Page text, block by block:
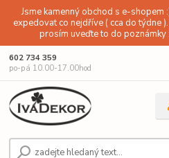
Jsme kamenný obchod s e-shopem
expedovat co nejdříve ( cca do týdne
prosím uveďte to do poznámky
602 734 359
po-pá 10.00-17.00hod